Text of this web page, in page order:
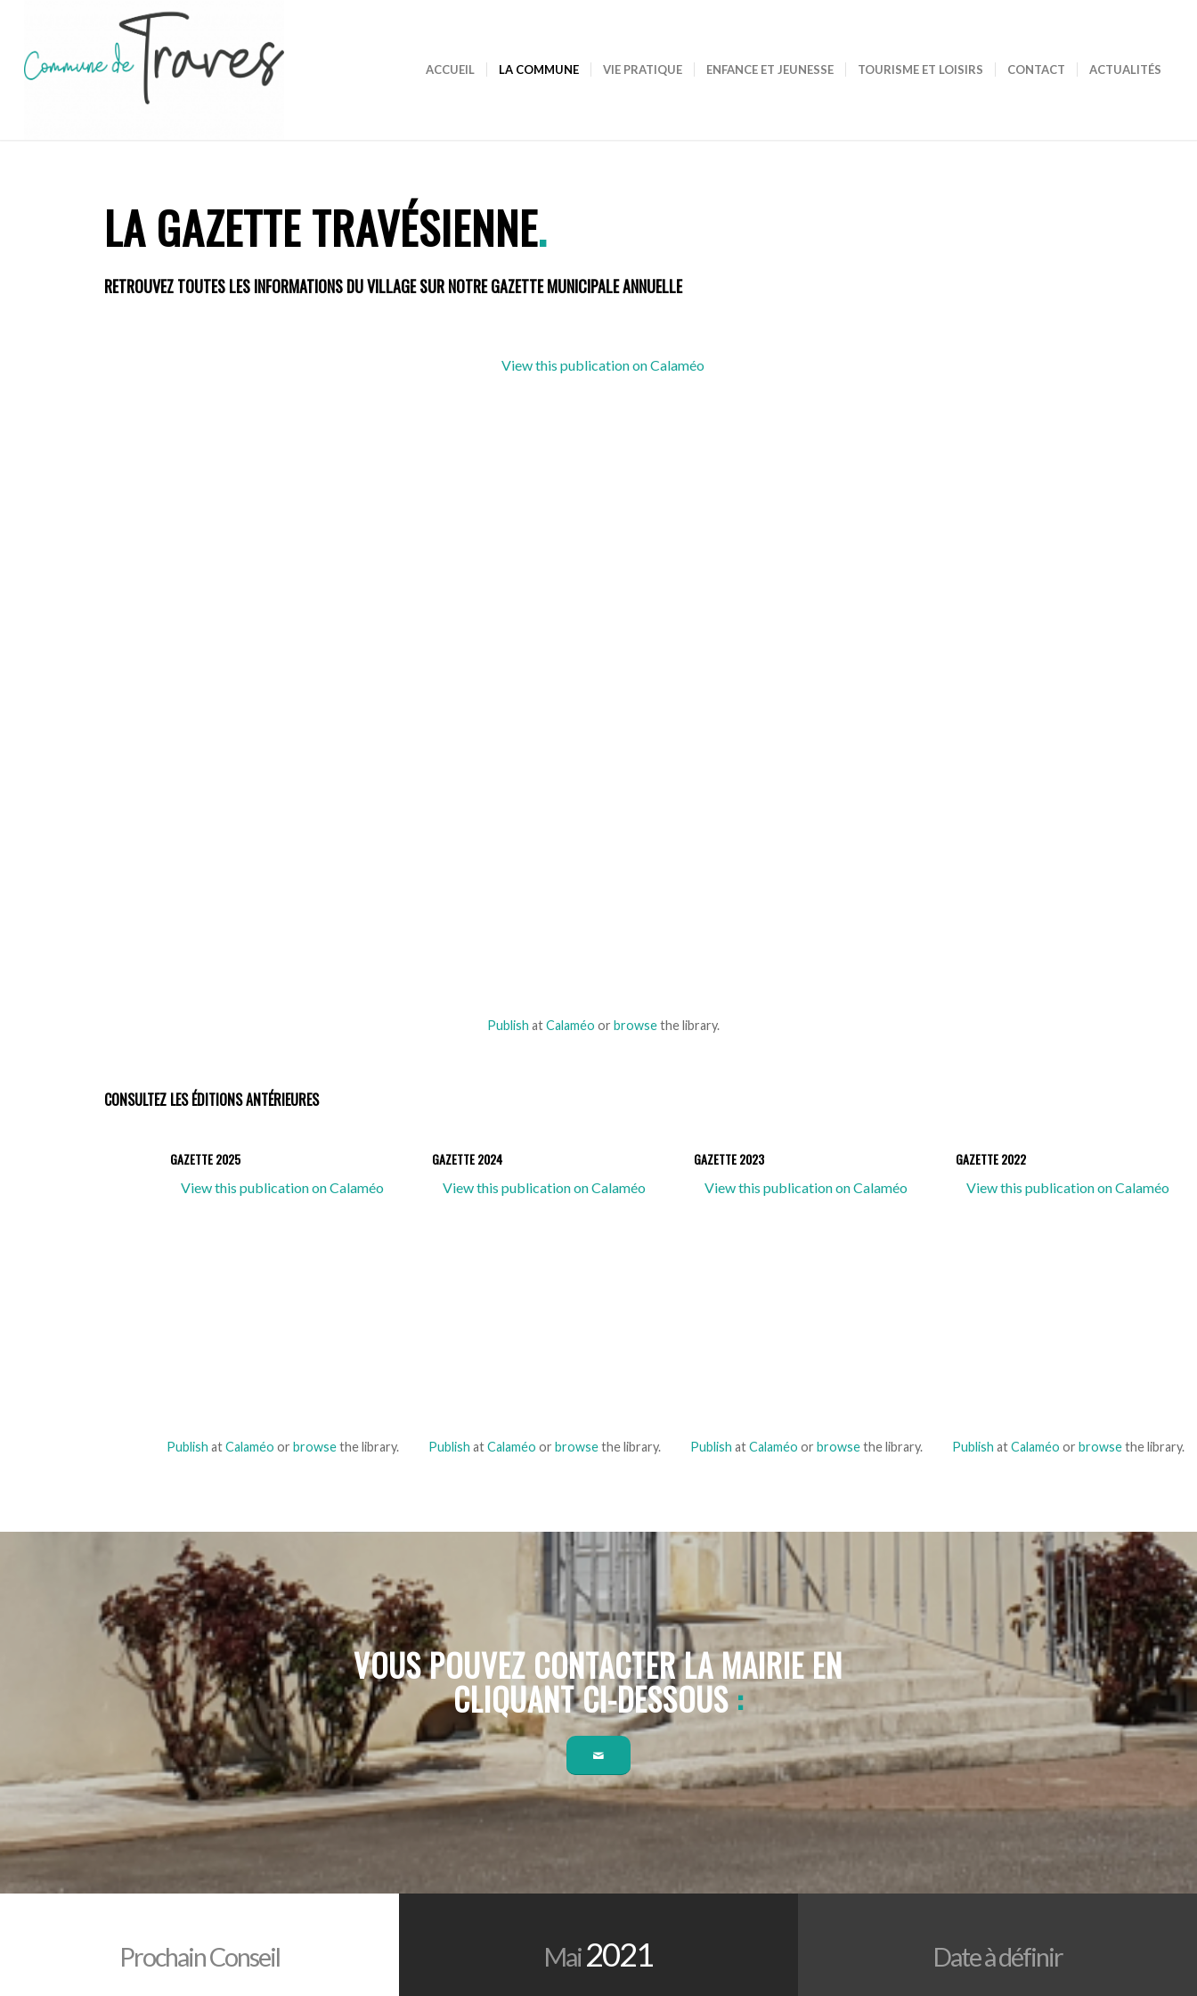
ACCUEIL LA COMMUNE VIE PRATIQUE ENFANCE ET JEUNESSE TOURISME ET LOISIRS CONTACT ACTUALITÉS
LA GAZETTE TRAVÉSIENNE.
RETROUVEZ TOUTES LES INFORMATIONS DU VILLAGE SUR NOTRE GAZETTE MUNICIPALE ANNUELLE
View this publication on Calaméo
Publish atCalaméo or browsethe library.
CONSULTEZ LES ÉDITIONS ANTÉRIEURES
GAZETTE 2025
View this publication on Calaméo
Publish atCalaméo or browsethe library.
GAZETTE 2024
View this publication on Calaméo
Publish atCalaméo or browsethe library.
GAZETTE 2023
View this publication on Calaméo
Publish atCalaméo or browsethe library.
GAZETTE 2022
View this publication on Calaméo
Publish atCalaméo or browsethe library.
VOUS POUVEZ CONTACTER LA MAIRIE EN
CLIQUANT CI-DESSOUS:
Prochain Conseil Mai2021 Date à définir